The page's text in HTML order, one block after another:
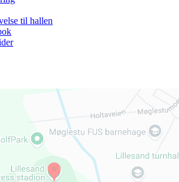
til hallen